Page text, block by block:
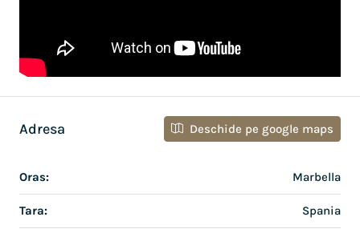
Adresa Deschide pe google maps
Oras: Marbella
Tara: Spania